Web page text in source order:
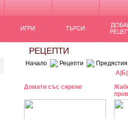
РЕЦЕПТИ
Начало Рецепти
Предястия
А Б
Домати със сирене